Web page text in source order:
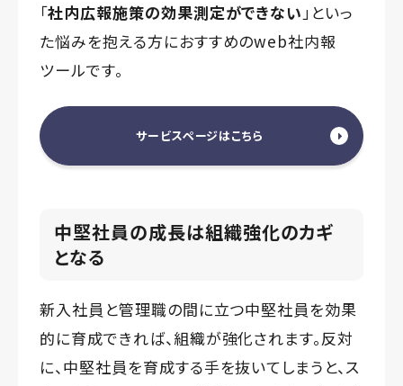
「社内広報施策の効果測定ができない」といっ
た悩みを抱える方におすすめのweb社内報
ツールです。
サービスページはこちら
中堅社員の成長は組織強化のカギ
となる
新入社員と管理職の間に立つ中堅社員を効果
的に育成できれば、組織が強化されます。反対
に、中堅社員を育成する手を抜いてしまうと、ス